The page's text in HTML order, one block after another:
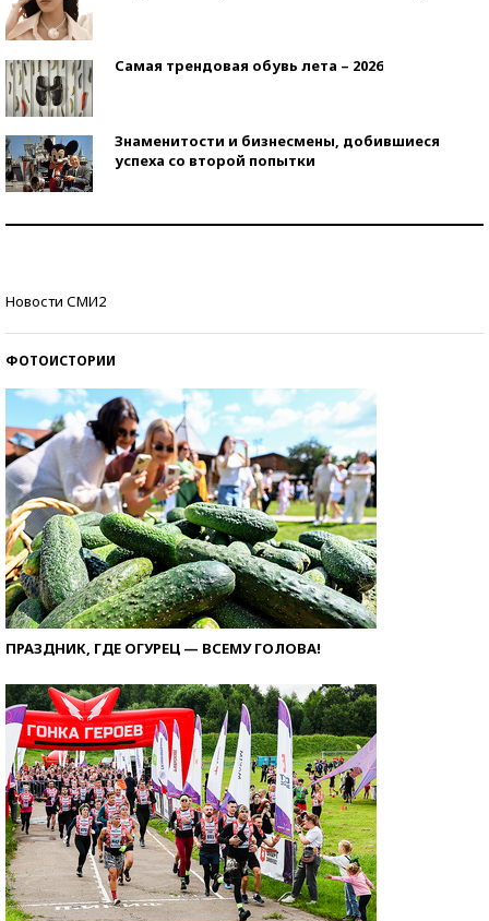
Самая трендовая обувь лета – 2026
Знаменитости и бизнесмены, добившиеся
успеха со второй попытки
Новости СМИ2
ФОТОИСТОРИИ
ПРАЗДНИК, ГДЕ ОГУРЕЦ — ВСЕМУ ГОЛОВА!